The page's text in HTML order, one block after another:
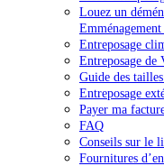
Louez un
Entreposage
Entreposage de
Guide des
Entreposage
Payer ma
FAQ
Conseils sur le
Fournitures